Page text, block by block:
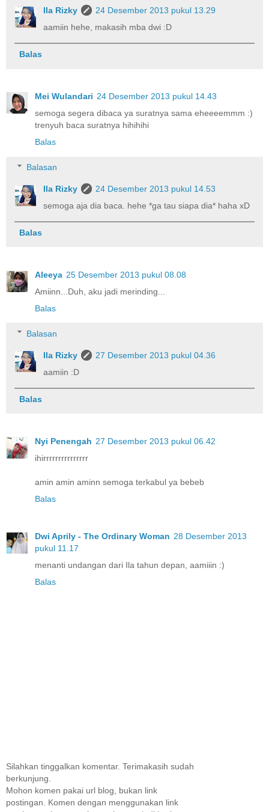
Ila Rizky
24 Desember 2013 pukul 13.29
aamiin hehe, makasih mba dwi :D
Balas
Mei Wulandari 24 Desember 2013 pukul 14.43
semoga segera dibaca ya suratnya sama eheeeemmm :)
trenyuh baca suratnya hihihihi
Balas
Balasan
Ila Rizky
24 Desember 2013 pukul 14.53
semoga aja dia baca. hehe *ga tau siapa dia* haha xD
Balas
Aleeya 25 Desember 2013 pukul 08.08
Amiinn...Duh, aku jadi merinding...
Balas
Balasan
Ila Rizky
27 Desember 2013 pukul 04.36
aamiin :D
Balas
Nyi Penengah 27 Desember 2013 pukul 06.42
ihirrrrrrrrrrrrrrr
amin amin aminn semoga terkabul ya bebeb
Balas
Dwi Aprily - The Ordinary Woman 28 Desember 2013
pukul 11.17
menanti undangan dari Ila tahun depan, aamiiin :)
Balas
Silahkan tinggalkan komentar. Terimakasih sudah
berkunjung.
Mohon komen pakai url blog, bukan link
postingan. Komen dengan menggunakan link